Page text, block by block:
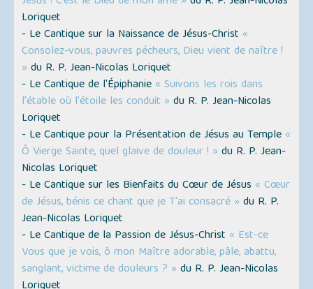
Loriquet
- Le Cantique sur la Naissance de Jésus-Christ «
Consolez-vous, pauvres pécheurs, Dieu vient de naître !
» du R. P. Jean-Nicolas Loriquet
- Le Cantique de l'Épiphanie « Suivons les rois dans
l'étable où l'étoile les conduit » du R. P. Jean-Nicolas
Loriquet
- Le Cantique pour la Présentation de Jésus au Temple «
Ô Vierge Sainte, quel glaive de douleur ! » du R. P. Jean-
Nicolas Loriquet
- Le Cantique sur les Bienfaits du Cœur de Jésus « Cœur
de Jésus, bénis ce chant que je T'ai consacré » du R. P.
Jean-Nicolas Loriquet
- Le Cantique de la Passion de Jésus-Christ « Est-ce
Vous que je vois, ô mon Maître adorable, pâle, abattu,
sanglant, victime de douleurs ? » du R. P. Jean-Nicolas